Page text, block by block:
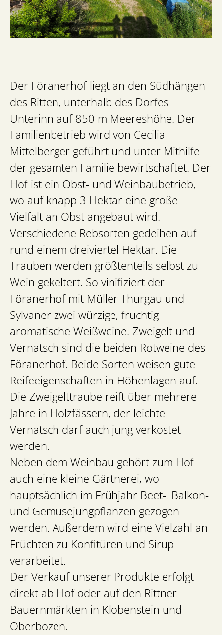
Der Föranerhof liegt an den Südhängen
des Ritten, unterhalb des Dorfes
Unterinn auf 850 m Meereshöhe. Der
Familienbetrieb wird von Cecilia
Mittelberger geführt und unter Mithilfe
der gesamten Familie bewirtschaftet. Der
Hof ist ein Obst- und Weinbaubetrieb,
wo auf knapp 3 Hektar eine große
Vielfalt an Obst angebaut wird.
Verschiedene Rebsorten gedeihen auf
rund einem dreiviertel Hektar. Die
Trauben werden größtenteils selbst zu
Wein gekeltert. So vinifiziert der
Föranerhof mit Müller Thurgau und
Sylvaner zwei würzige, fruchtig
aromatische Weißweine. Zweigelt und
Vernatsch sind die beiden Rotweine des
Föranerhof. Beide Sorten weisen gute
Reifeeigenschaften in Höhenlagen auf.
Die Zweigelttraube reift über mehrere
Jahre in Holzfässern, der leichte
Vernatsch darf auch jung verkostet
werden.
Neben dem Weinbau gehört zum Hof
auch eine kleine Gärtnerei, wo
hauptsächlich im Frühjahr Beet-, Balkon-
und Gemüsejungpflanzen gezogen
werden. Außerdem wird eine Vielzahl an
Früchten zu Konfitüren und Sirup
verarbeitet.
Der Verkauf unserer Produkte erfolgt
direkt ab Hof oder auf den Rittner
Bauernmärkten in Klobenstein und
Oberbozen.